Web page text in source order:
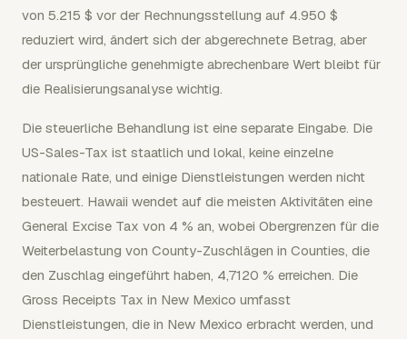
von 5.215 $ vor der Rechnungsstellung auf 4.950 $
reduziert wird, ändert sich der abgerechnete Betrag, aber
der ursprüngliche genehmigte abrechenbare Wert bleibt für
die Realisierungsanalyse wichtig.
Die steuerliche Behandlung ist eine separate Eingabe. Die
US-Sales-Tax ist staatlich und lokal, keine einzelne
nationale Rate, und einige Dienstleistungen werden nicht
besteuert. Hawaii wendet auf die meisten Aktivitäten eine
General Excise Tax von 4 % an, wobei Obergrenzen für die
Weiterbelastung von County-Zuschlägen in Counties, die
den Zuschlag eingeführt haben, 4,7120 % erreichen. Die
Gross Receipts Tax in New Mexico umfasst
Dienstleistungen, die in New Mexico erbracht werden, und